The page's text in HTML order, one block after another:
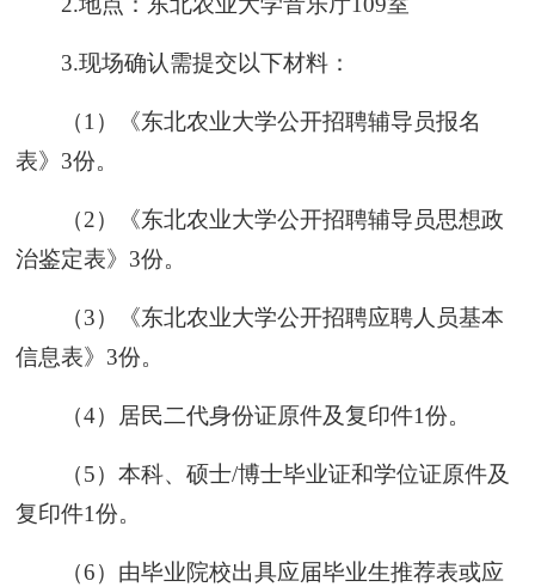
3.现场确认需提交以下材料：
（1）《东北农业大学公开招聘辅导员报名
表》3份。
（2）《东北农业大学公开招聘辅导员思想政
治鉴定表》3份。
（3）《东北农业大学公开招聘应聘人员基本
信息表》3份。
（4）居民二代身份证原件及复印件1份。
（5）本科、硕士/博士毕业证和学位证原件及
复印件1份。
（6）由毕业院校出具应届毕业生推荐表或应